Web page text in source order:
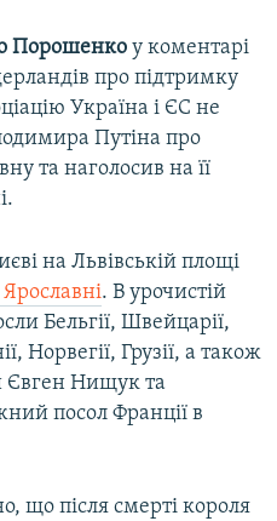
Порошенко у коментарі
про підтримку
Україна і ЄС не
Путіна про
та наголосив на її
на Львівській площі
. В урочистій
Бельгії, Швейцарії,
Норвегії, Грузії, а також
Євген Нищук та
посол Франції в
що після смерті короля